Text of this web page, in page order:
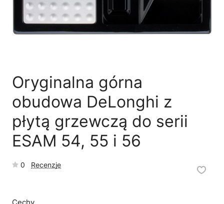
Oryginalna górna
obudowa DeLonghi z
płytą grzewczą do serii
ESAM 54, 55 i 56
0 Recenzje
🗹 Reklamacja naprawy Reklamacja towaru